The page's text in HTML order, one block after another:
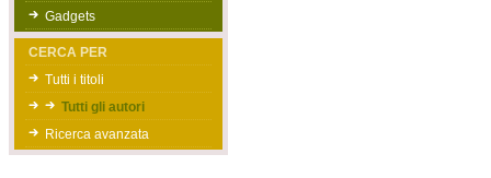
Gadgets
CERCA PER
Tutti i titoli
Tutti gli autori
Ricerca avanzata